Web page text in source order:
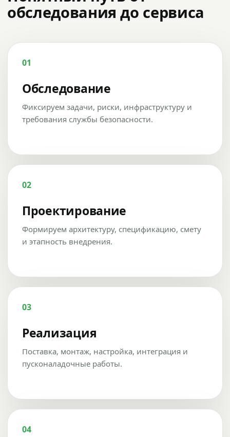
обследования до сервиса
01
Обследование
Фиксируем задачи, риски, инфраструктуру и
требования службы безопасности.
02
Проектирование
Формируем архитектуру, спецификацию, смету
и этапность внедрения.
03
Реализация
Поставка, монтаж, настройка, интеграция и
пусконаладочные работы.
04